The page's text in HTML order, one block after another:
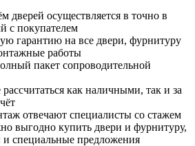
дверей осуществляется в точно в
с покупателем
гарантию на все двери, фурнитуру
работы
пакет сопроводительной
как наличными, так и за
отвечают специалисты со стажем
выгодно купить двери и фурнитуру,
и специальные предложения